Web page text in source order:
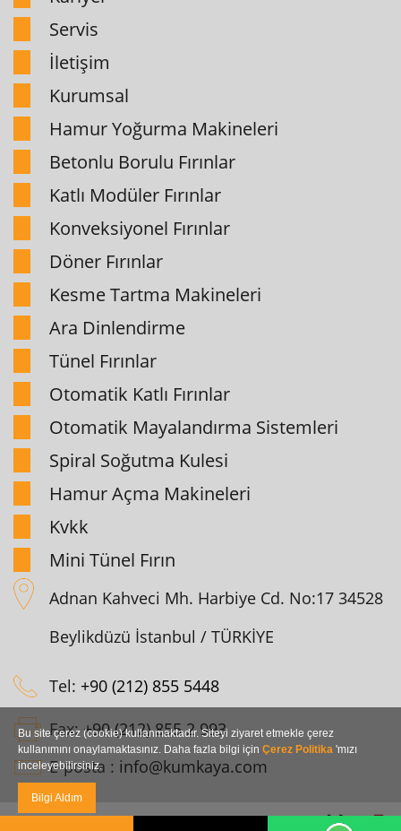
Servis
İletişim
Kurumsal
Hamur Yoğurma Makineleri
Betonlu Borulu Fırınlar
Katlı Modüler Fırınlar
Konveksiyonel Fırınlar
Döner Fırınlar
Kesme Tartma Makineleri
Ara Dinlendirme
Tünel Fırınlar
Otomatik Katlı Fırınlar
Otomatik Mayalandırma Sistemleri
Spiral Soğutma Kulesi
Hamur Açma Makineleri
Kvkk
Mini Tünel Fırın
Adnan Kahveci Mh. Harbiye Cd. No:17 34528
Beylikdüzü İstanbul / TÜRKİYE
Tel: +90 (212) 855 5448
Fax:+90 (212) 855 2 993
E-posta : info@kumkaya.com
Bu site çerez (cookie) kullanmaktadır. Siteyi ziyaret etmekle çerez
kullanımını onaylamaktasınız. Daha fazla bilgi için Çerez Politika 'mızı
inceleyebilirsiniz.
Bilgi Aldım